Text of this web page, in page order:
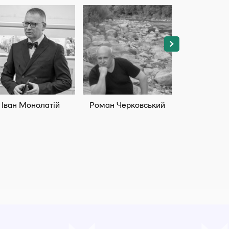
Іван Монолатій Роман Черковський